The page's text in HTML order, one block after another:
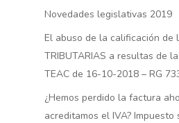
Novedades legislativas 2019
El abuso de la calificación de
TRIBUTARIAS a resultas de
TEAC de 16-10-2018 – RG
¿Hemos perdido la factura
acreditamos el IVA?